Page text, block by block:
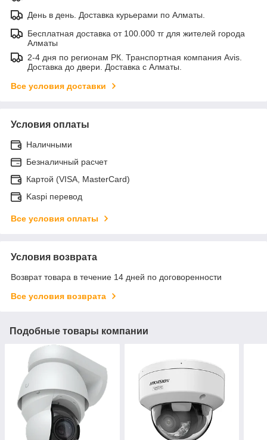
День в день. Доставка курьерами по Алматы.
Бесплатная доставка от 100.000 тг для жителей города
Алматы
2-4 дня по регионам РК. Транспортная компания Avis.
Доставка до двери. Доставка с Алматы.
Все условия доставки
Условия оплаты
Наличными
Безналичный расчет
Картой (VISA, MasterCard)
Kaspi перевод
Все условия оплаты
Условия возврата
Возврат товара в течение 14 дней по договоренности
Все условия возврата
Подобные товары компании